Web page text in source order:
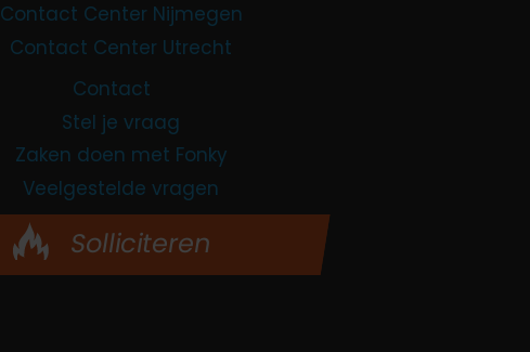
Contact Center Nijmegen
Contact Center Utrecht
Contact
Stel je vraag
Zaken doen met Fonky
Veelgestelde vragen
Solliciteren